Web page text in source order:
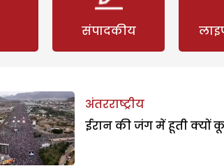
संपादकीय
अंतरराष्ट्रीय
ईरान की जंग में हूती क्यों